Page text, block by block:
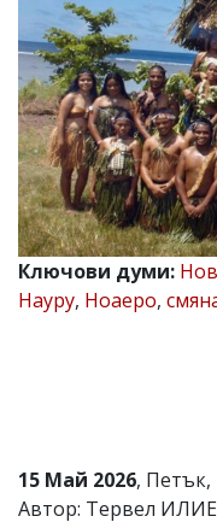
Управители:
Веселин
Василев,
email:
v.vasilev@flagman.bg
Катя
Касабова,
еmail:
Главен
редактор:
Иван
Колев,
email:
от
и
Ключови думи:
Науру, Ноаеро,
15 Май 2026, Петък,
Автор: Тервел